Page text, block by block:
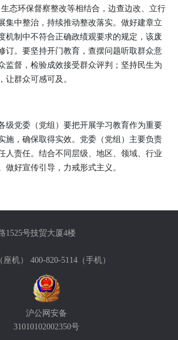
态环保督察整改等相结合，边查边改、立行
集中整治，持续推动整改落实。做好建章立
机制中不符合正确政绩观要求的规定，该废
订。要坚持开门教育，查摆问题听取群众意
监督，检验成效接受群众评判；坚持民生为
让群众可感可及。
党委（党组）要把开展学习教育作为重要
施，确保取得实效。党委（党组）主要负责
人责任。结合不同层级、地区、领域、行业
做好宣传引导，力戒形式主义。
1525号技贸大厦4楼
机） 400-820-5114（手机）
沪公网安备
31010102002350号